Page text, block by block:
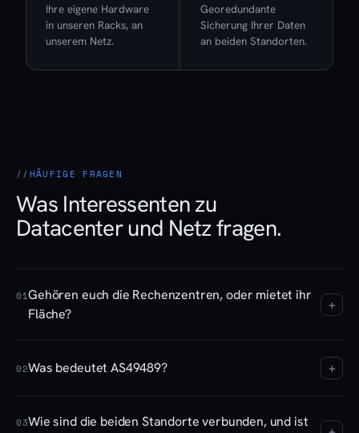
Ihre eigene Hardware
in unseren Racks, an
unserem Netz.
Georedundante
Sicherung Ihrer Daten
an beiden Standorten.
HÄUFIGE FRAGEN
Was Interessenten zu
Datacenter und Netz fragen.
01Gehören euch die Rechenzentren, oder mietet ihr
Fläche?
+
ausschliesslich leere Racks samt Strom und Kühlung. Die
verkaufen nicht die Cloud anderer weiter, sondern
02Was bedeutet AS49489? +
im Internet. Darüber sind wir über drei unabhängige
03Wie sind die beiden Standorte verbunden, und ist